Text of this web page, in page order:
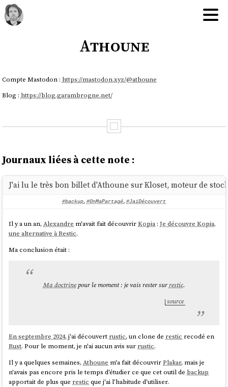
Athoune
Compte Mastodon : https://mastodon.xyz/@athoune
Blog : https://blog.garambrogne.net/
Journaux liées à cette note :
J'ai lu le très bon billet d'Athoune sur Kloset, moteur de
#backup, #OnMaPartagé, #JaiDécouvert
Il y a un an,Alexandre m'avait fait découvrirKopia :Je découvre Kopia,
une alternative à Restic.
Ma conclusion était :
Ma doctrinepour le moment : je vais rester surrestic.
source
En septembre 2024, j'ai découvertrustic, un clone derestic recodé en
Rust. Pour le moment, je n'ai aucun avis surrustic.
Il y a quelques semaines,Athoune m'a fait découvrirPlakar, mais je
n'avais pas encore pris le temps d'étudier ce que cet outil de backup
apportait de plus que restic que j'ai l'habitude d'utiliser.